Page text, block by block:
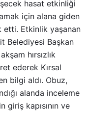
hasat etkinliği
için alana giden
etti. Etkinlik yaşanan
Belediyesi Başkan
hırsızlık
ederek Kırsal
bilgi aldı. Obuz,
alanda inceleme
giriş kapısının ve